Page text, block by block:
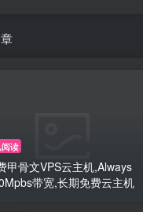
读
甲骨文VPS云主机,Always
带宽,长期免费云主机